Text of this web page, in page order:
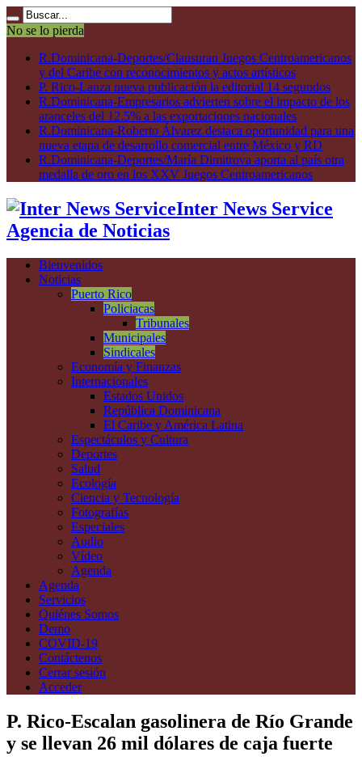
No se lo pierda
R.Dominicana-Deportes/Clausuran Juegos Centroamericanos
y del Caribe con reconocimientos y actos artísticos
P. Rico-Lanza nueva publicación la editorial 14 segundos
R.Dominicana-Empresarios advierten sobre el impacto de los
aranceles del 12.5% a las exportaciones nacionales
R.Dominicana-Roberto Álvarez destaca oportunidad para una
nueva etapa de desarrollo comercial entre México y RD
R.Dominicana-Deportes/María Dimitrova aporta al país otra
medalla de oro en los XXV Juegos Centroamericanos
Inter News Service
Agencia de Noticias
Bienvenidos
Noticias
Puerto Rico
Policiacas
Tribunales
Municipales
Sindicales
Economía y Finanzas
Internacionales
Estados Unidos
República Dominicana
El Caribe y América Latina
Espectáculos y Cultura
Deportes
Salud
Ecología
Ciencia y Tecnología
Fotografías
Especiales
Audio
Vídeo
Agenda
Agenda
Servicios
Quiénes Somos
Demo
COVID-19
Contáctenos
Cerrar sesión
Acceder
P. Rico-Escalan gasolinera de Río Grande
y se llevan 26 mil dólares de caja fuerte